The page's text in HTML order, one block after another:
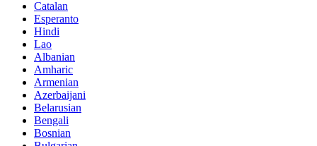
Catalan
Esperanto
Hindi
Lao
Albanian
Amharic
Armenian
Azerbaijani
Belarusian
Bengali
Bosnian